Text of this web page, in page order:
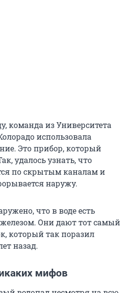
команда из Университета
использовала
Это прибор, который
удалось узнать, что
по скрытым каналам и
наружу.
что в воде есть
Они дают тот самый
который так поразил
назад.
мифов